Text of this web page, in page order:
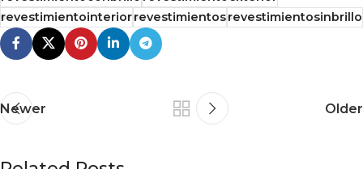
revestimientointeriorrevestimientosrevestimientosinbrillo
Newer Older